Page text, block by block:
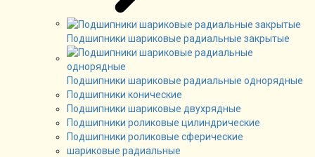
Подшипники шариковые радиальные закрытые
Подшипники шариковые радиальные однорядные
Подшипники конические
Подшипники шариковые двухрядные
Подшипники роликовые цилиндрические
Подшипники роликовые сферические
шариковые радиальные